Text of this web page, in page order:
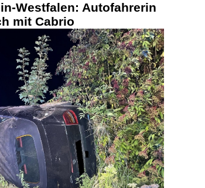
Westfalen: Autofahrerin
mit Cabrio